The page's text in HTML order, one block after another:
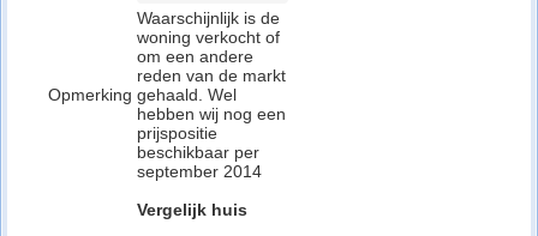
Opmerking
Waarschijnlijk is de
woning verkocht of
om een andere
reden van de markt
gehaald. Wel
hebben wij nog een
prijspositie
beschikbaar per
september 2014
Vergelijk huis